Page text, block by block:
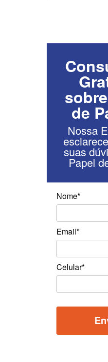
de
Nossa
suas
Papel
Nome*
Email*
Celular*